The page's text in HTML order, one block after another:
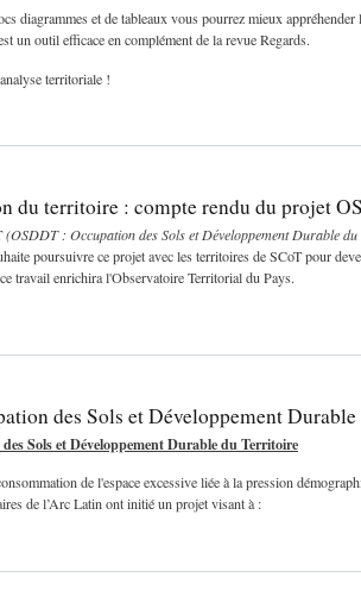
diagrammes et de tableaux vous pourrez mieux
un outil efficace en complément de la revue Regards.
territoriale !
du territoire : compte rendu du projet
(OSDDT : Occupation des Sols et Développement Durable
poursuivre ce projet avec les territoires de SCoT pour
travail enrichira l'Observatoire Territorial du Pays.
des Sols et Développement
Sols et Développement Durable du Territoire
de l'espace excessive liée à la pression
de l’Arc Latin ont initié un projet visant à :